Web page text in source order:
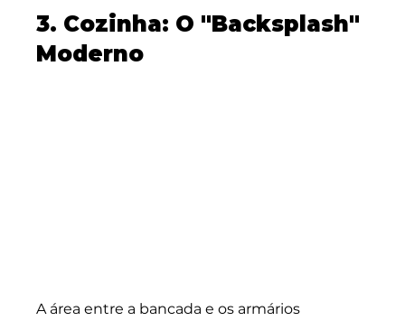
3. Cozinha: O "Backsplash"
Moderno
A área entre a bancada e os armários